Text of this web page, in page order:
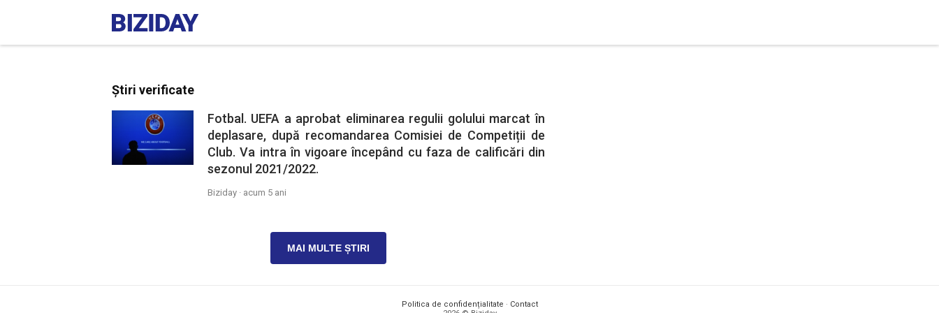
Știri verificate
Fotbal. UEFA a aprobat eliminarea regulii golului marcat în
deplasare, după recomandarea Comisiei de Competiții de
Club. Va intra în vigoare începând cu faza de calificări din
sezonul 2021/2022.
Biziday · acum 5 ani
MAI MULTE ȘTIRI
Politica de confidențialitate · Contact